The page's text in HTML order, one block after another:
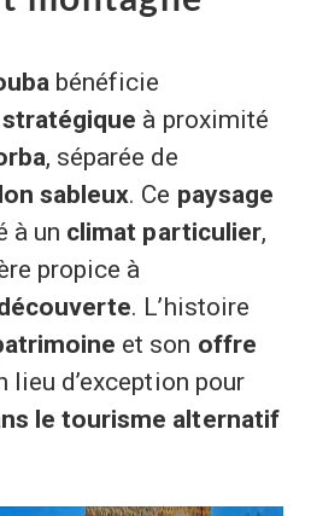
bénéficie
à proximité
, séparée de
sableux. Ce paysage
à un climat particulier,
propice à
. L’histoire
et son offre
lieu d’exception pour
le tourisme alternatif